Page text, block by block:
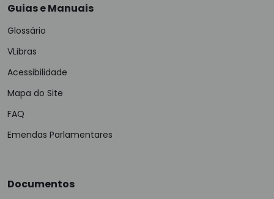
Guias e Manuais
Glossário
VLibras
Acessibilidade
Mapa do Site
FAQ
Emendas Parlamentares
Documentos